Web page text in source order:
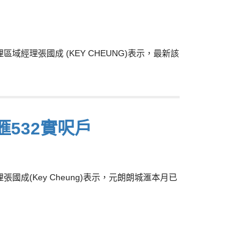
域經理張國成 (KEY CHEUNG)表示，最新該
532實呎戶
國成(Key Cheung)表示，元朗朗城滙本月已